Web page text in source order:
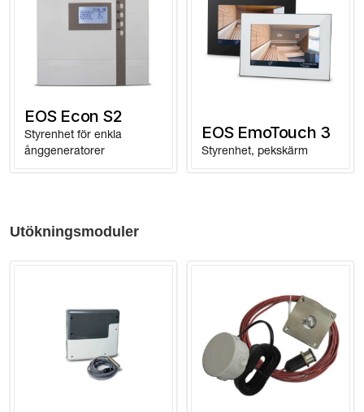
EOS Econ S2
Styrenhet för enkla
ånggeneratorer
EOS EmoTouch 3
Styrenhet, pekskärm
Utökningsmoduler